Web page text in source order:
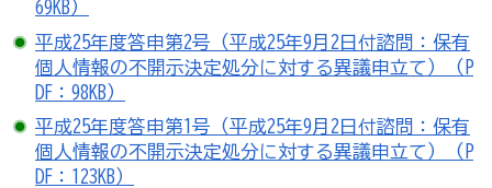
69KB）
平成25年度答申第2号（平成25年9月2日付諮問：保有
個人情報の不開示決定処分に対する異議申立て）（P
DF：98KB）
平成25年度答申第1号（平成25年9月2日付諮問：保有
個人情報の不開示決定処分に対する異議申立て）（P
DF：123KB）